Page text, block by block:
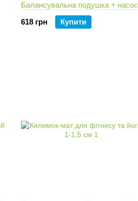
Балансувальна подушка + насос
618 грн
Купити